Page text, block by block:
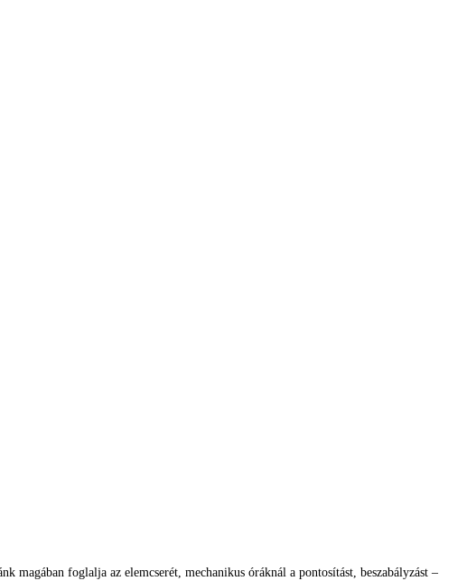
magában foglalja az elemcserét, mechanikus óráknál a pontosítást, beszabályzást –